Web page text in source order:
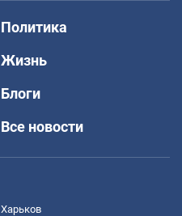
Политика
Жизнь
Блоги
Все новости
Харьков